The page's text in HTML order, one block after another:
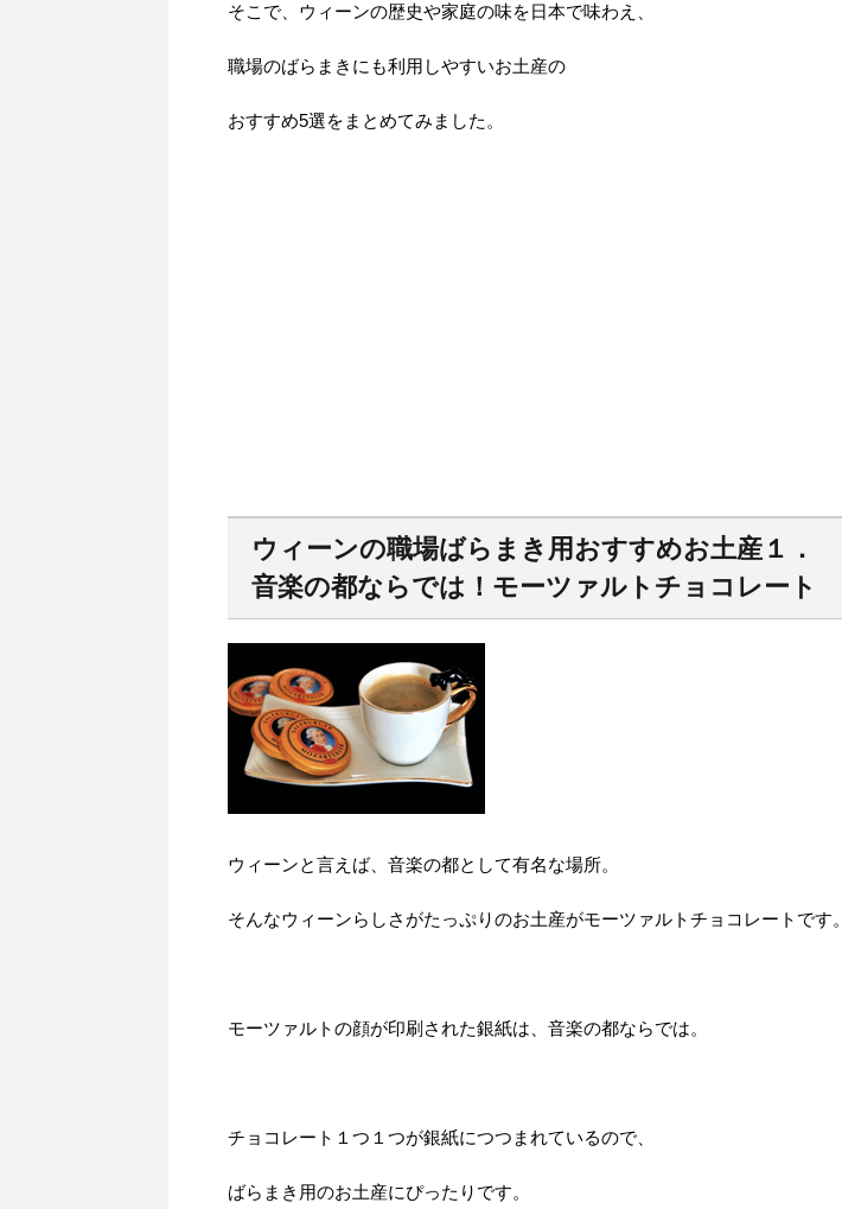
そこで、ウィーンの歴史や家庭の味を日本で味わえ、
職場のばらまきにも利用しやすいお土産の
おすすめ5選をまとめてみました。
ウィーンの職場ばらまき用おすすめお土産１．
音楽の都ならでは！モーツァルトチョコレート
ウィーンと言えば、音楽の都として有名な場所。
そんなウィーンらしさがたっぷりのお土産がモーツァルトチョコレートです。
モーツァルトの顔が印刷された銀紙は、音楽の都ならでは。
チョコレート１つ１つが銀紙につつまれているので、
ばらまき用のお土産にぴったりです。